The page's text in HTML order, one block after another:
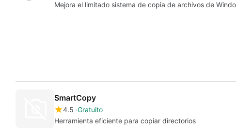
Mejora el limitado sistema de copia de archivos de
SmartCopy
4.5 Gratuito
Herramienta eficiente para copiar directorios